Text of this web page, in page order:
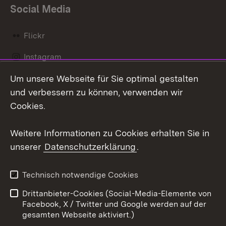
Social Media
Flickr
Instagram
Social Wall
Barrierefreiheit
Benutzungshinweise
Impressum
Cookies
Um unsere Webseite für Sie optimal gestalten
und verbessern zu können, verwenden wir
Cookies.
Weitere Informationen zu Cookies erhalten Sie in
unserer Datenschutzerklärung.
Technisch notwendige Cookies
Drittanbieter-Cookies (Social-Media-Elemente von
Facebook, X / Twitter und Google werden auf der
gesamten Webseite aktiviert.)